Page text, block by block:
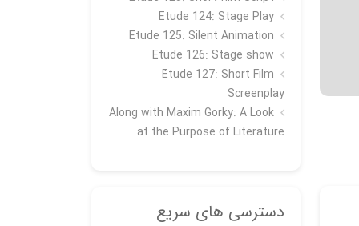
Etude 124: Stage Play
Etude 125: Silent Animation
Etude 126: Stage show
Étude 127: Short Film
Screenplay
Along with Maxim Gorky: A Look
at the Purpose of Literature
دسترسی های سریع